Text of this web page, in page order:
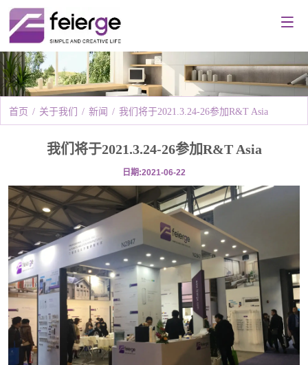
首页 / 关于我们 / 新闻 / 我们将于2021.3.24-26参加R&T Asia
我们将于2021.3.24-26参加R&T Asia
日期:2021-06-22